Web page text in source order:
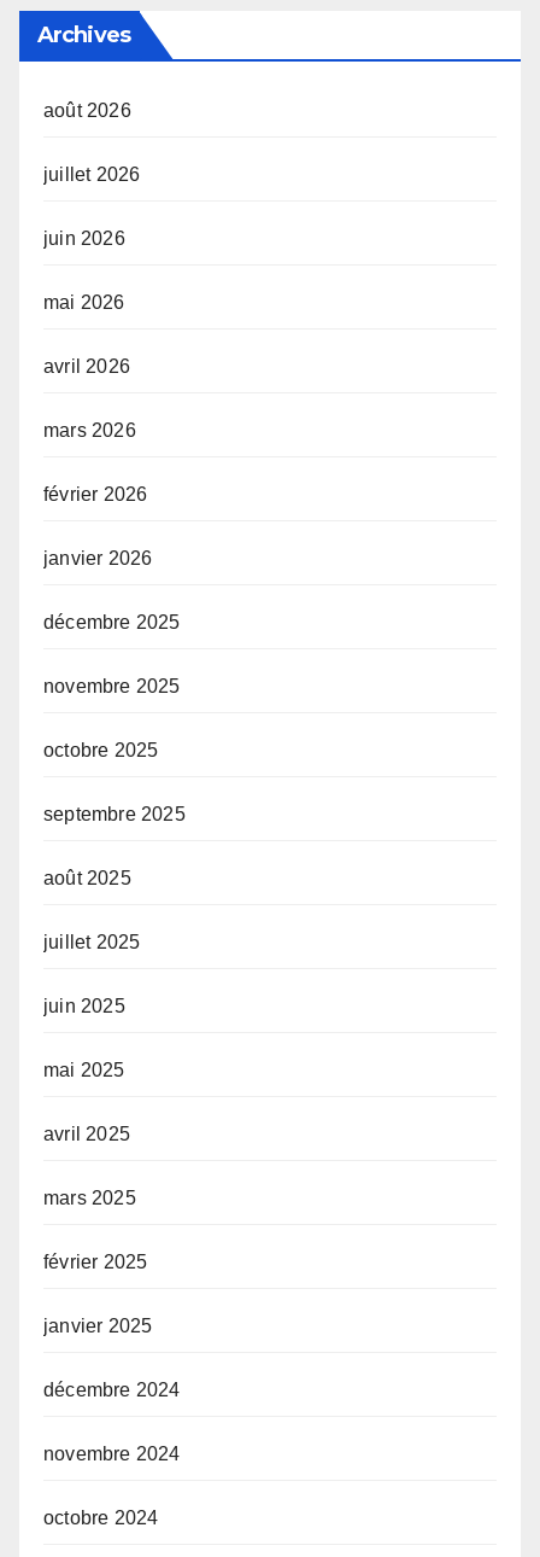
Archives
août 2026
juillet 2026
juin 2026
mai 2026
avril 2026
mars 2026
février 2026
janvier 2026
décembre 2025
novembre 2025
octobre 2025
septembre 2025
août 2025
juillet 2025
juin 2025
mai 2025
avril 2025
mars 2025
février 2025
janvier 2025
décembre 2024
novembre 2024
octobre 2024